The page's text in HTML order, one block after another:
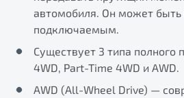
автомобиля. Он может быть
подключаемым.
Существует 3 типа полного
4WD, Part-Time 4WD и AWD.
AWD (All-Wheel Drive) —